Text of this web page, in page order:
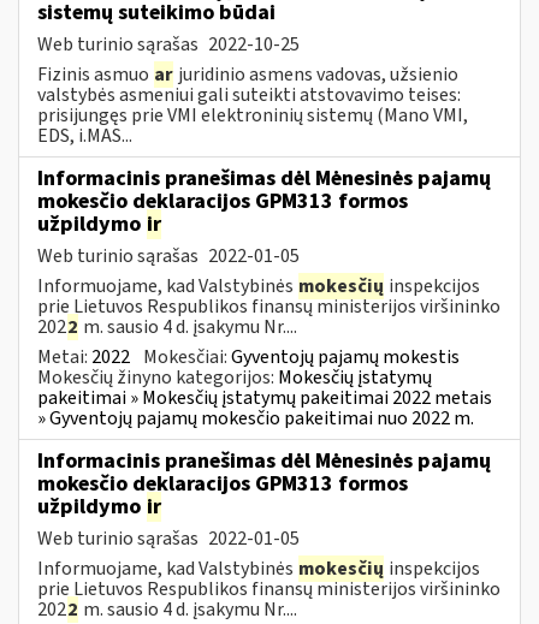
sistemų suteikimo būdai
Web turinio sąrašas 2022-10-25
Fizinis asmuo ar juridinio asmens vadovas, užsienio
valstybės asmeniui gali suteikti atstovavimo teises:
prisijungęs prie VMI elektroninių sistemų (Mano VMI,
EDS, i.MAS...
Informacinis pranešimas dėl Mėnesinės pajamų
mokesčio deklaracijos GPM313 formos
užpildymo ir
Web turinio sąrašas 2022-01-05
Informuojame, kad Valstybinės mokesčių inspekcijos
prie Lietuvos Respublikos finansų ministerijos viršininko
2022 m. sausio 4 d. įsakymu Nr....
Metai: 2022 Mokesčiai:Gyventojų pajamų mokestis
Mokesčių žinyno kategorijos: Mokesčių įstatymų
pakeitimai » Mokesčių įstatymų pakeitimai 2022 metais
» Gyventojų pajamų mokesčio pakeitimai nuo 2022 m.
Informacinis pranešimas dėl Mėnesinės pajamų
mokesčio deklaracijos GPM313 formos
užpildymo ir
Web turinio sąrašas 2022-01-05
Informuojame, kad Valstybinės mokesčių inspekcijos
prie Lietuvos Respublikos finansų ministerijos viršininko
2022 m. sausio 4 d. įsakymu Nr....